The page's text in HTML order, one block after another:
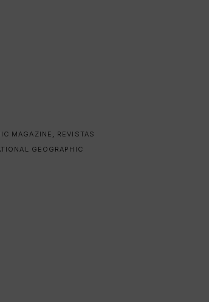
MAGAZINE , REVISTAS
GEOGRAPHIC